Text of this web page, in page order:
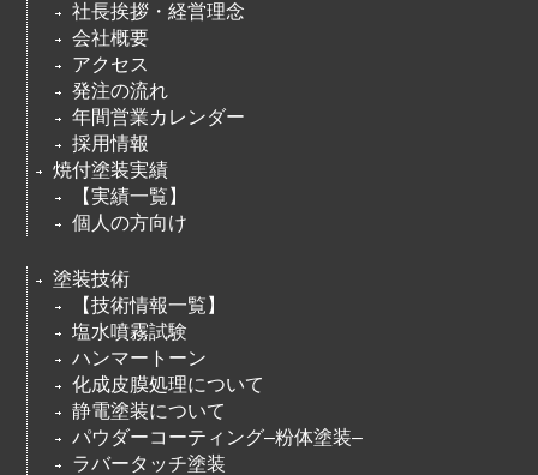
社長挨拶・経営理念
会社概要
アクセス
発注の流れ
年間営業カレンダー
採用情報
焼付塗装実績
【実績一覧】
個人の方向け
塗装技術
【技術情報一覧】
塩水噴霧試験
ハンマートーン
化成皮膜処理について
静電塗装について
パウダーコーティング–粉体塗装–
ラバータッチ塗装